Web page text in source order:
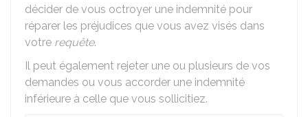
décider de vous octroyer une indemnité pour
réparer les préjudices que vous avez visés dans
votre requête.
Il peut également rejeter une ou plusieurs de vos
demandes ou vous accorder une indemnité
inférieure à celle que vous sollicitiez.